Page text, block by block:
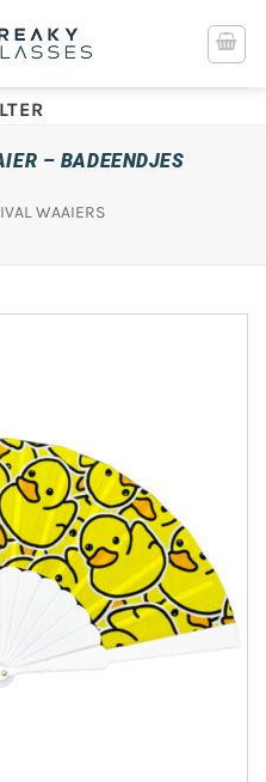
– BADEENDJES
WAAIERS